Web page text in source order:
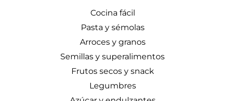
Cocina fácil
Pasta y sémolas
Arroces y granos
Semillas y superalimentos
Frutos secos y snack
Legumbres